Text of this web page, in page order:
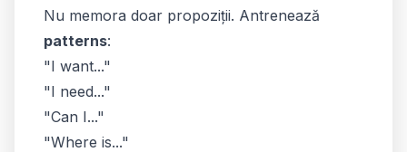
Nu memora doar propoziții. Antrenează
patterns:
"I want..."
"I need..."
"Can I..."
"Where is..."